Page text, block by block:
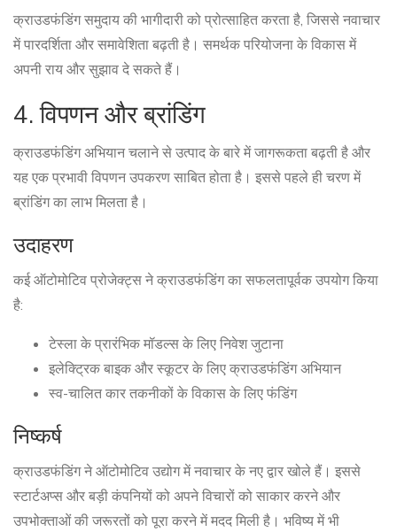
क्राउडफंडिंग समुदाय की भागीदारी को प्रोत्साहित करता है, जिससे नवाचार
में पारदर्शिता और समावेशिता बढ़ती है। समर्थक परियोजना के विकास में
अपनी राय और सुझाव दे सकते हैं।
4. विपणन और ब्रांडिंग
क्राउडफंडिंग अभियान चलाने से उत्पाद के बारे में जागरूकता बढ़ती है और
यह एक प्रभावी विपणन उपकरण साबित होता है। इससे पहले ही चरण में
ब्रांडिंग का लाभ मिलता है।
उदाहरण
कई ऑटोमोटिव प्रोजेक्ट्स ने क्राउडफंडिंग का सफलतापूर्वक उपयोग किया
है:
टेस्ला के प्रारंभिक मॉडल्स के लिए निवेश जुटाना
इलेक्ट्रिक बाइक और स्कूटर के लिए क्राउडफंडिंग अभियान
स्व-चालित कार तकनीकों के विकास के लिए फंडिंग
निष्कर्ष
क्राउडफंडिंग ने ऑटोमोटिव उद्योग में नवाचार के नए द्वार खोले हैं। इससे
स्टार्टअप्स और बड़ी कंपनियों को अपने विचारों को साकार करने और
उपभोक्ताओं की जरूरतों को पूरा करने में मदद मिली है। भविष्य में भी